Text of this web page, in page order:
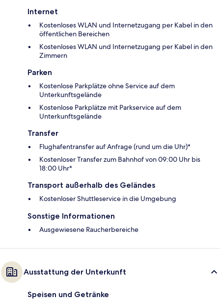
Internet
Kostenloses WLAN und Internetzugang per Kabel in den
öffentlichen Bereichen
Kostenloses WLAN und Internetzugang per Kabel in den
Zimmern
Parken
Kostenlose Parkplätze ohne Service auf dem
Unterkunftsgelände
Kostenlose Parkplätze mit Parkservice auf dem
Unterkunftsgelände
Transfer
Flughafentransfer auf Anfrage (rund um die Uhr)*
Kostenloser Transfer zum Bahnhof von 09:00 Uhr bis
18:00 Uhr*
Transport außerhalb des Geländes
Kostenloser Shuttleservice in die Umgebung
Sonstige Informationen
Ausgewiesene Raucherbereiche
Ausstattung der Unterkunft
Speisen und Getränke